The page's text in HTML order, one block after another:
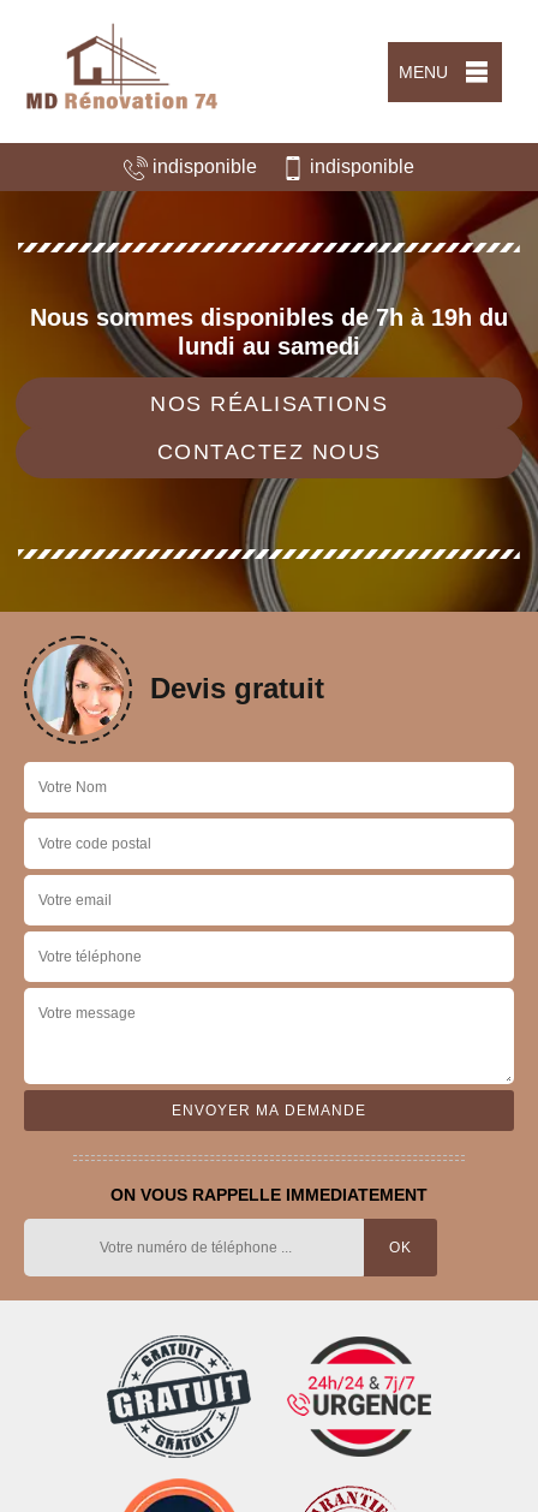
MENU
indisponible indisponible
Nous sommes disponibles de 7h à 19h du
lundi au samedi
NOS RÉALISATIONS
CONTACTEZ NOUS
Devis gratuit
ON VOUS RAPPELLE IMMEDIATEMENT